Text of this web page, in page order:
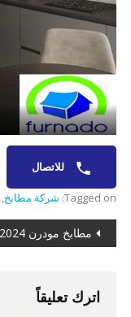
للاتصال
Tagged on: شركة مطابخ,
تصفّح
مطابخ مودرن 2024
اترك تعليقاً